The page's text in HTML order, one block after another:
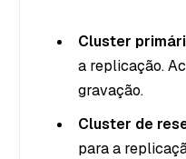
Cluster
a replicação.
gravação.
Cluster de
para a